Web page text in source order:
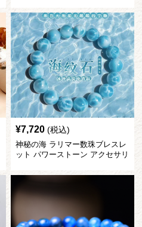
¥7,720 (税込)
神秘の海 ラリマー数珠ブレスレ
ット パワーストーン アクセサリ